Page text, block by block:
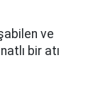
ve
bir atı